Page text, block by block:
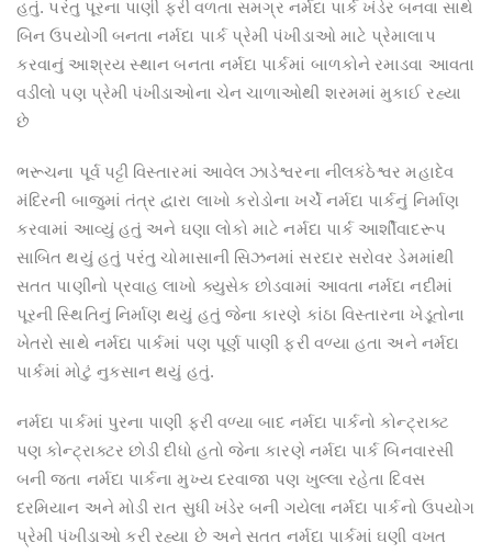
હતું. પરંતુ પૂરના પાણી ફરી વળતા સમગ્ર નર્મદા પાર્ક ખંડેર બનવા સાથે
બિન ઉપયોગી બનતા નર્મદા પાર્ક પ્રેમી પંખીડાઓ માટે પ્રેમાલાપ
કરવાનું આશ્રય સ્થાન બનતા નર્મદા પાર્કમાં બાળકોને રમાડવા આવતા
વડીલો પણ પ્રેમી પંખીડાઓના ચેન ચાળાઓથી શરમમાં મુકાઈ રહ્યા
છે
ભરૂચના પૂર્વ પટ્ટી વિસ્તારમાં આવેલ ઝાડેશ્વરના નીલકંઠેશ્વર મહાદેવ
મંદિરની બાજુમાં તંત્ર દ્વારા લાખો કરોડોના ખર્ચે નર્મદા પાર્કનું નિર્માણ
કરવામાં આવ્યું હતું અને ઘણા લોકો માટે નર્મદા પાર્ક આર્શીવાદરૂપ
સાબિત થયું હતું પરંતુ ચોમાસાની સિઝનમાં સરદાર સરોવર ડેમમાંથી
સતત પાણીનો પ્રવાહ લાખો ક્યુસેક છોડવામાં આવતા નર્મદા નદીમાં
પૂરની સ્થિતિનું નિર્માણ થયું હતું જેના કારણે કાંઠા વિસ્તારના ખેડૂતોના
ખેતરો સાથે નર્મદા પાર્કમાં પણ પૂર્ણ પાણી ફરી વળ્યા હતા અને નર્મદા
પાર્કમાં મોટું નુકસાન થયું હતું.
નર્મદા પાર્કમાં પુરના પાણી ફરી વળ્યા બાદ નર્મદા પાર્કનો કોન્ટ્રાક્ટ
પણ કોન્ટ્રાક્ટર છોડી દીધો હતો જેના કારણે નર્મદા પાર્ક બિનવારસી
બની જતા નર્મદા પાર્કના મુખ્ય દરવાજા પણ ખુલ્લા રહેતા દિવસ
દરમિયાન અને મોડી રાત સુધી ખંડેર બની ગયેલા નર્મદા પાર્કનો ઉપયોગ
પ્રેમી પંખીડાઓ કરી રહ્યા છે અને સતત નર્મદા પાર્કમાં ઘણી વખત